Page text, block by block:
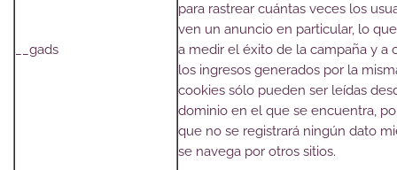
__gads
para rastrear cuántas veces los
ven un anuncio en particular, lo
a medir el éxito de la campaña y a
los ingresos generados por la
cookies sólo pueden ser leídas
dominio en el que se encuentra,
que no se registrará ningún dato
se navega por otros sitios.